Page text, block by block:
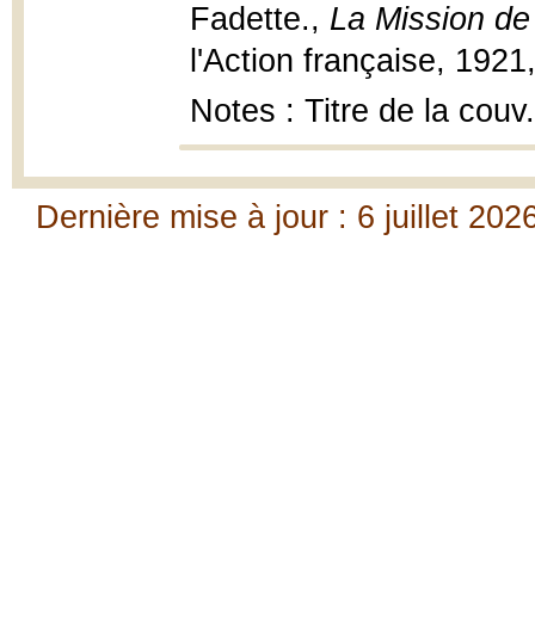
Fadette., La Mission
l'Action française,
Notes : Titre de la
Dernière mise à jour : 6 juillet